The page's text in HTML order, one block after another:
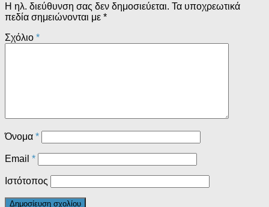
Η ηλ. διεύθυνση σας δεν δημοσιεύεται. Τα υποχρεωτικά
πεδία σημειώνονται με *
Σχόλιο *
Όνομα *
Email *
Ιστότοπος